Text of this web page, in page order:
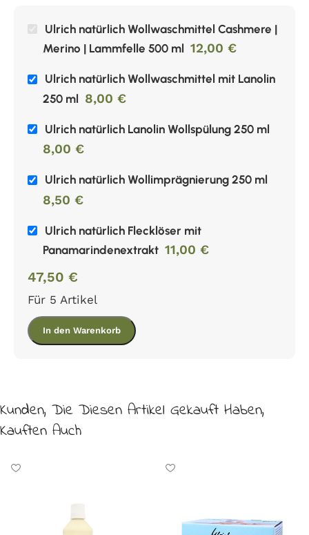
Ulrich natürlich Wollwaschmittel Cashmere |
Merino | Lammfelle 500 ml 12,00 €
Ulrich natürlich Wollwaschmittel mit Lanolin
250 ml 8,00 €
Ulrich natürlich Lanolin Wollspülung 250 ml
8,00 €
Ulrich natürlich Wollimprägnierung 250 ml
8,50 €
Ulrich natürlich Flecklöser mit
Panamarindenextrakt 11,00 €
47,50 €
Für 5 Artikel
In den Warenkorb
Kunden, Die Diesen Artikel Gekauft Haben,
Kauften Auch